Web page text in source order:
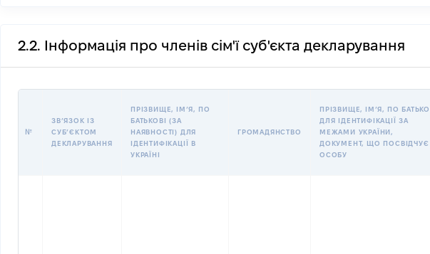
2.2. Інформація про членів сім'ї суб'єкта декларування
№
ЗВʼЯЗОК ІЗ
СУБʼЄКТОМ
ДЕКЛАРУВАННЯ
ПРІЗВИЩЕ, ІМʼЯ, ПО
БАТЬКОВІ (ЗА
НАЯВНОСТІ) ДЛЯ
ІДЕНТИФІКАЦІЇ В
УКРАЇНІ
ГРОМАДЯНСТВО
ПРІЗВИЩЕ, ІМʼЯ, ПО
ДЛЯ ІДЕНТИФІКАЦІЇ ЗА
МЕЖАМИ УКРАЇНИ,
ДОКУМЕНТ, ЩО ПОСВІДЧУЄ
ОСОБУ